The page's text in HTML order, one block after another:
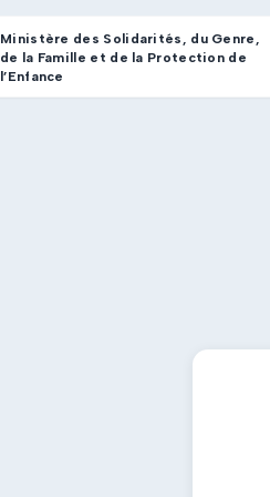
Ministère des Solidarités, du Genre,
de la Famille et de la Protection de
l’Enfance